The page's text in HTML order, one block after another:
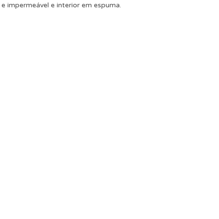
impermeável e interior em espuma.